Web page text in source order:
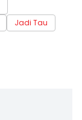
Jadi Tau